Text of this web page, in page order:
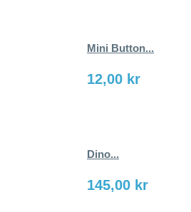
Mini Button...
12,00 kr
Dino...
145,00 kr